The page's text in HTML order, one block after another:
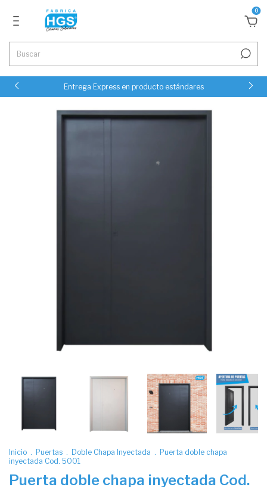
0
Entrega Express en producto estándares
Inicio . Puertas . Doble Chapa Inyectada . Puerta doble chapa
inyectada Cod. 5001
Puerta doble chapa inyectada Cod.